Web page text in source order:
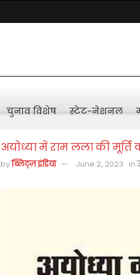
चुनाव विशेष स्टेट-नेशनल
अयोध्या में राम लला की
byब्लिट्ज़ इंडिया June 2, 2023 in